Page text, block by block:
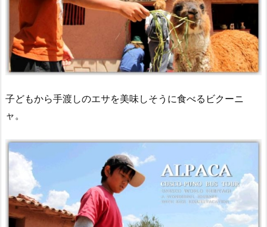
子どもから手渡しのエサを美味しそうに食べるビクーニ
ャ。